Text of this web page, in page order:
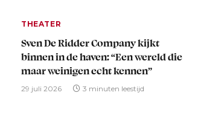
THEATER
Sven De Ridder Company kijkt
binnen in de haven: “Een wereld die
maar weinigen echt kennen”
29 juli 2026 3 minuten leestijd